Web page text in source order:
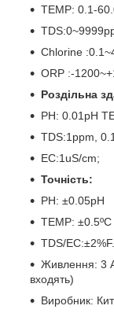
TEMP: 0.1-
Chlorine
ORP :-
Роздільна
PH: 0.01pH
TDS:1ppm,
EC:1uS/cm;
Точність:
PH: ±0.05pH
TEMP: ±0.5ºC
TDS/
Живлення: 3
входять)
Виробник: